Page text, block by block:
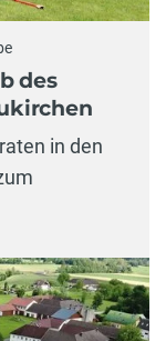
des
in den